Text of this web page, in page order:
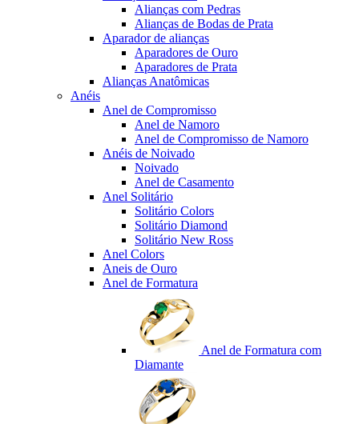
Alianças com Pedras
Alianças de Bodas de Prata
Aparador de alianças
Aparadores de Ouro
Aparadores de Prata
Alianças Anatômicas
Anéis
Anel de Compromisso
Anel de Namoro
Anel de Compromisso de Namoro
Anéis de Noivado
Noivado
Anel de Casamento
Anel Solitário
Solitário Colors
Solitário Diamond
Solitário New Ross
Anel Colors
Aneis de Ouro
Anel de Formatura
Anel de Formatura com
Diamante